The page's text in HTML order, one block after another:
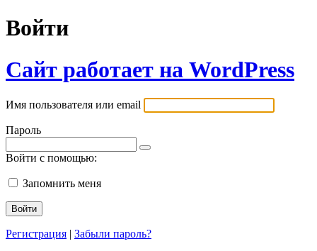
Войти
Сайт работает на WordPress
Имя пользователя или email
Пароль
Войти с помощью:
Запомнить меня
Регистрация | Забыли пароль?